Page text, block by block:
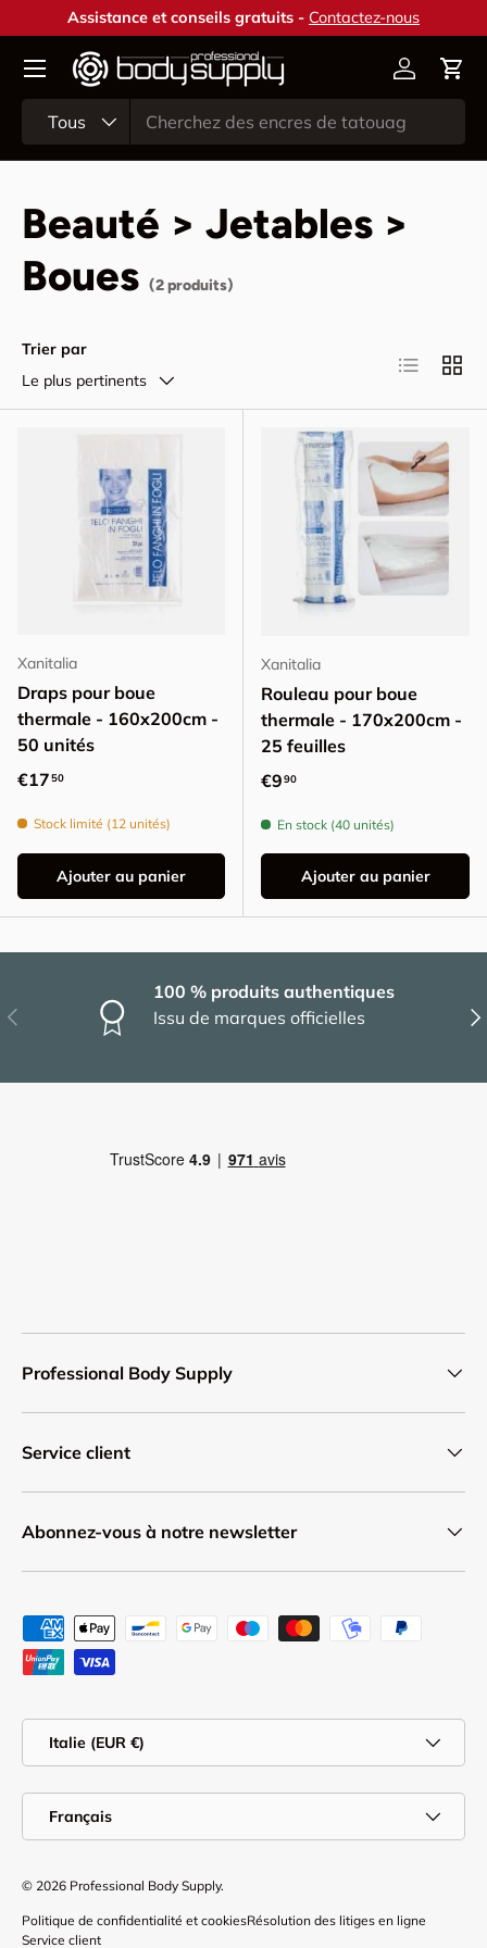
Aller au contenu
Assistance et conseils gratuits - Contactez-nous
Tous
Compte
Beauté > Jetables >
Boues (2 produits)
Trier par
Le plus pertinents
Liste Grille
Xanitalia
Draps pour boue
thermale - 160x200cm -
50 unités
Prix habituel
€1750
Stock limité (12 unités)
Ajouter au panier
Xanitalia
Rouleau pour boue
thermale - 170x200cm -
25 feuilles
Prix habituel
€990
En stock (40 unités)
Ajouter au panier
Précédent
100 % produits authentiques
Issu de marques officielles
Professional Body Supply
Service client
Abonnez-vous à notre newsletter
Moyens de paiement acceptés
Italie (EUR €)
Français
© 2026 Professional Body Supply.
Politique de confidentialité et cookiesRésolution des litiges en ligne
Service client